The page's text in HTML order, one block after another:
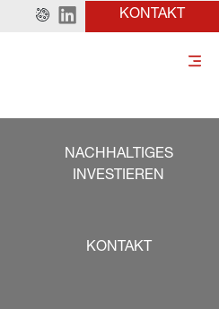
KONTAKT
NACHHALTIGES
INVESTIEREN
KONTAKT